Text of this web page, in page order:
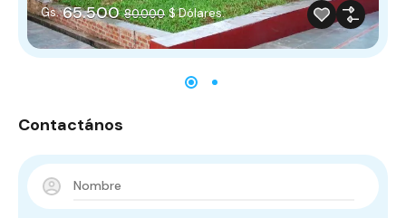
Gs. 65.500 80.000 $ Dólares.
Contactános